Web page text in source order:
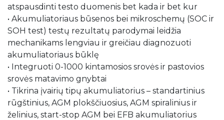
atspausdinti testo duomenis bet kada ir bet kur
• Akumuliatoriaus būsenos bei mikroschemų (SOC ir
SOH test) testų rezultatų parodymai leidžia
mechanikams lengviau ir greičiau diagnozuoti
akumuliatoriaus būklę
• Integruoti 0-1000 kintamosios srovės ir pastovios
srovės matavimo gnybtai
• Tikrina įvairių tipų akumuliatorius – standartinius
rūgštinius, AGM plokščiuosius, AGM spiralinius ir
želinius, start-stop AGM bei EFB akumuliatorius